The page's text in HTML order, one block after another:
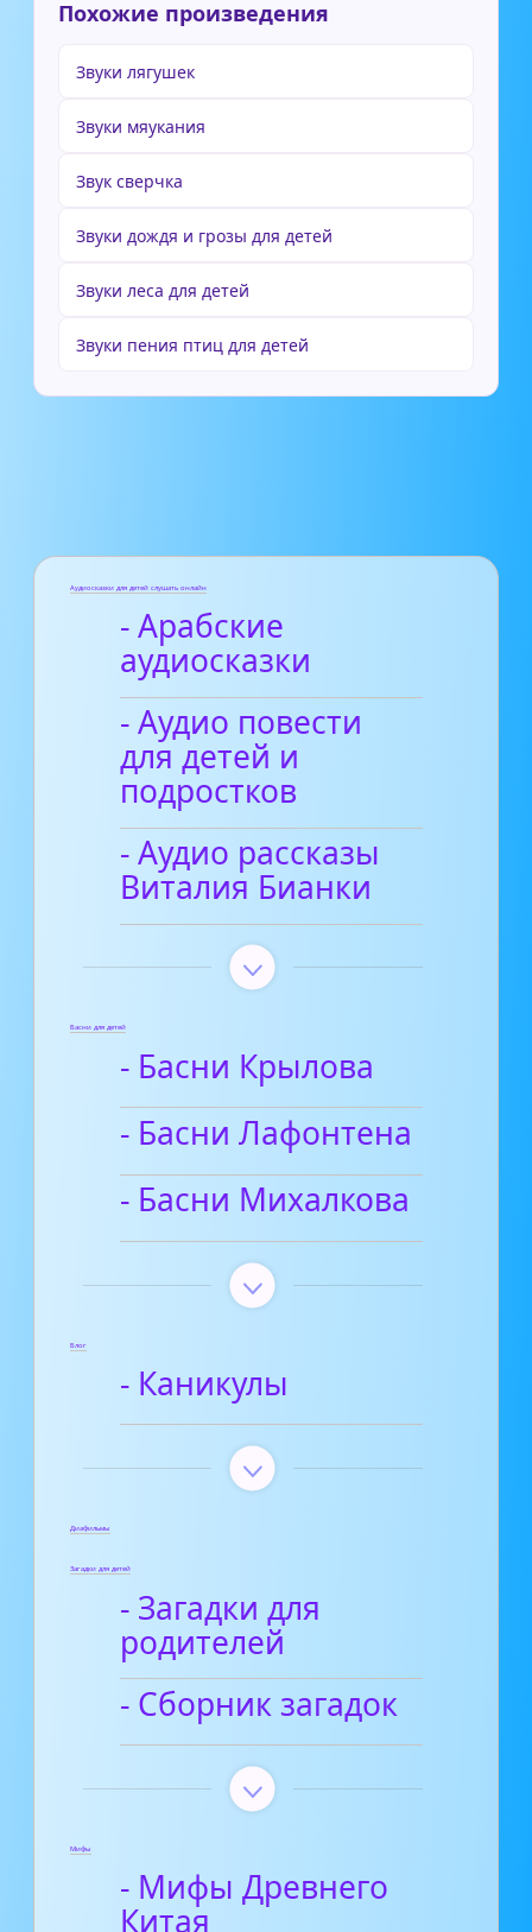
Похожие произведения
Звуки лягушек
Звуки мяукания
Звук сверчка
Звуки дождя и грозы для детей
Звуки леса для детей
Звуки пения птиц для детей
Аудиосказки для детей слушать онлайн
- Арабские
аудиосказки
- Аудио повести
для детей и
подростков
- Аудио рассказы
Виталия Бианки
Басни для детей
- Басни Крылова
- Басни Лафонтена
- Басни Михалкова
Блог
- Каникулы
Диафильмы
Загадки для детей
- Загадки для
родителей
- Сборник загадок
Мифы
- Мифы Древнего
Китая